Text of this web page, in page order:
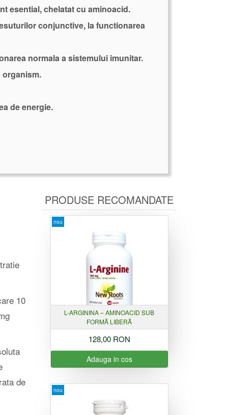
esential, chelatat cu aminoacid.
conjunctive, la functionarea
normala a sistemului imunitar.
de energie.
10
de
PRODUSE RECOMANDATE
nou
L-ARGININA – AMINOACID SUB
FORMĂ LIBERĂ
128,00 RON
Adauga in cos
nou